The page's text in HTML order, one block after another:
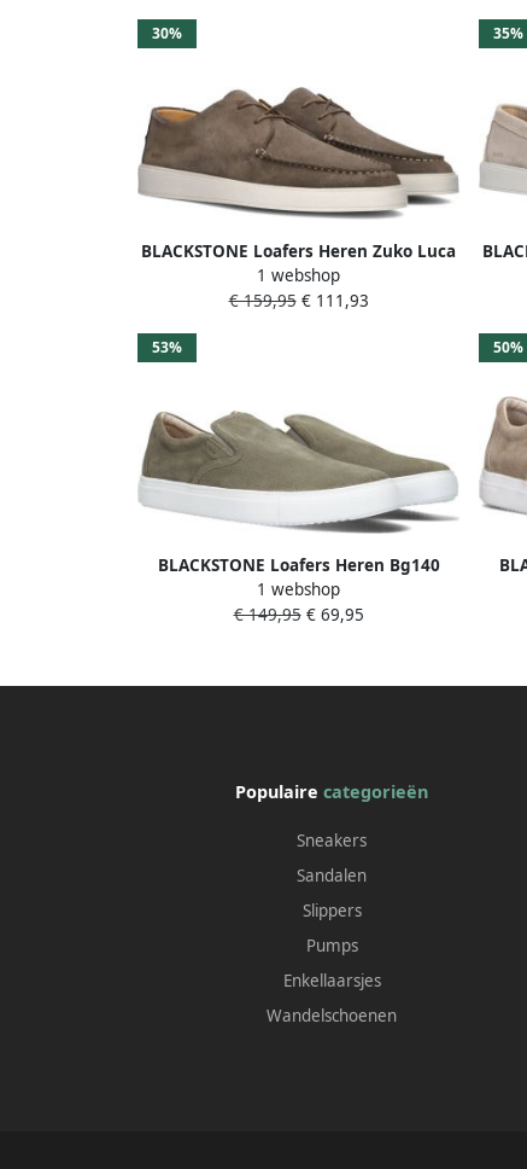
30%
BLACKSTONE Loafers Heren Zuko Luca
Low Maat: 41 Materiaal: Suède Kleur:
Groen
1 webshop
€ 159,95€ 111,93
35%
53%
BLACKSTONE Loafers Heren Bg140
Maat: 46 Materiaal: Leer Kleur: Groen
1 webshop
€ 149,95€ 69,95
50%
Populairecategorieën
Sneakers
Sandalen
Slippers
Pumps
Enkellaarsjes
Wandelschoenen